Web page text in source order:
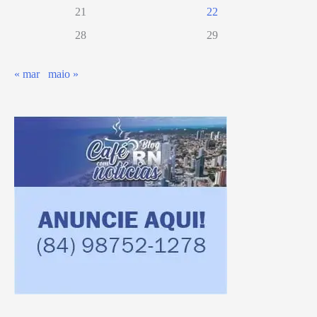
21
22
28
29
« mar maio »